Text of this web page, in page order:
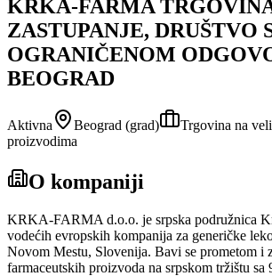
KRKA-FARMA
ZASTUPANJE, DRUŠTVO
OGRANIČENOM
BEOGRAD
Aktivna Beograd (grad)
Trgovina na
proizvodima
O kompaniji
KRKA-FARMA d.o.o. je srpska podružnica
vodećih evropskih kompanija za generičke
Novom Mestu, Slovenija. Bavi se prometom i
farmaceutskih proizvoda na srpskom tržištu sa